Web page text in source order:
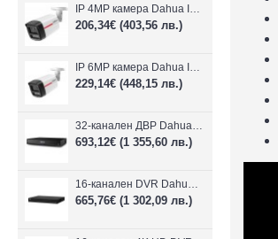
IP 4MP камера Dahua IPC-HFW2449TL-S-LED-0280B-PRO, 2.8mm, IR 50m
206,34€ (403,56 лв.)
IP 6MP камера Dahua IPC-HFW2649TL-S-LED-0280B-PRO, 2.8mm, IR 50m
229,14€ (448,15 лв.)
32-канален ДВР Dahua XVR5232AN-I3/Т
693,12€ (1 355,60 лв.)
16-канален DVR Dahua XVR5216AN-4KL-I3/T + 16 IP
665,76€ (1 302,09 лв.)